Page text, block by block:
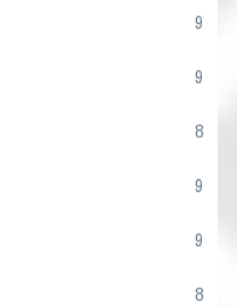
9
9
8
9
9
8